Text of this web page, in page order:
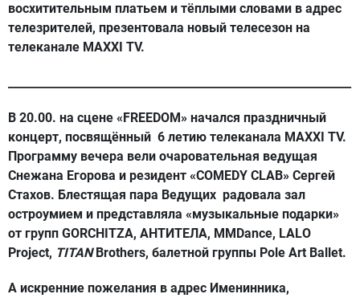
восхитительным платьем и тёплыми словами в адрес
телезрителей, презентовала новый телесезон на
телеканале MAXXI TV.
В 20.00. на сцене «FREEDOM» начался праздничный
концерт, посвящённый 6 летию телеканала MAXXI TV.
Программу вечера вели очаровательная ведущая
Снежана Егорова и резидент «COMEDY CLAB» Сергей
Стахов. Блестящая пара Ведущих радовала зал
остроумием и представляла «музыкальные подарки»
от групп GORCHITZA, АНТИТЕЛА, ММDancе, LALO
Project, TITAN Brothers, балетной группы Polе Art Ballet.
А искренние пожелания в адрес Именинника,